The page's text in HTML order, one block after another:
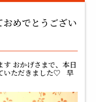
めでとうござい
おかげさまで、本日
いただきました♡ 早